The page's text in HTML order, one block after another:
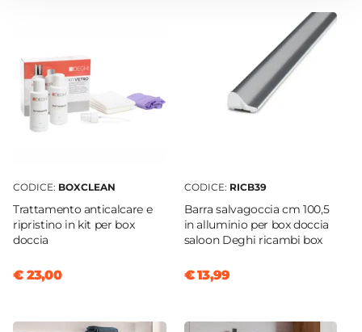
CODICE: BOXCLEAN
Trattamento anticalcare e
ripristino in kit per box
doccia
€ 23,00
CODICE: RICB39
Barra salvagoccia cm 100,5
in alluminio per box doccia
saloon Deghi ricambi box
€ 13,99